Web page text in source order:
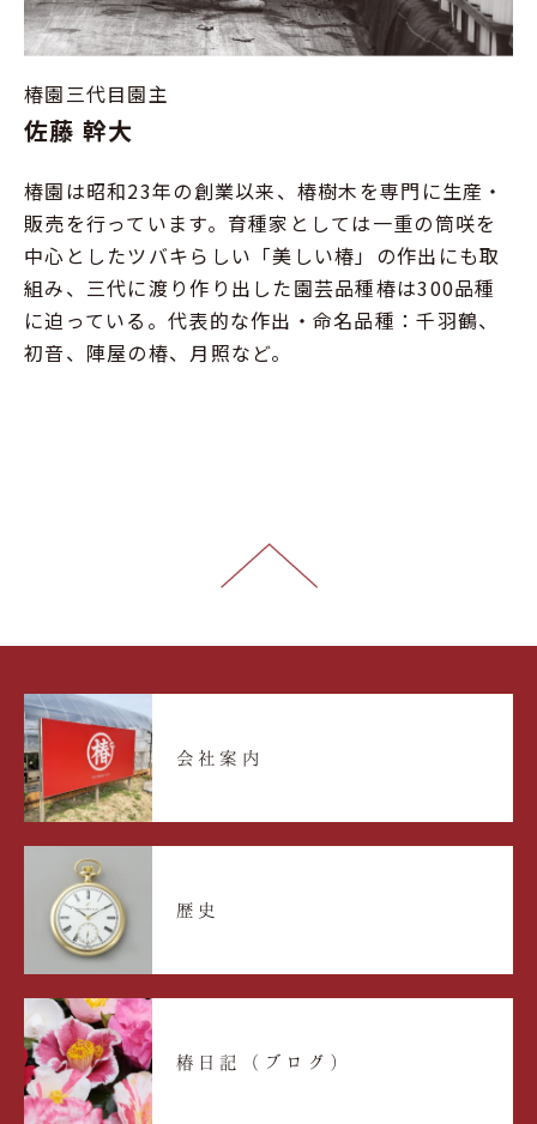
椿園三代目園主
佐藤 幹大
椿園は昭和23年の創業以来、椿樹木を専門に生産・
販売を行っています。育種家としては一重の筒咲を
中心としたツバキらしい「美しい椿」の作出にも取
組み、三代に渡り作り出した園芸品種椿は300品種
に迫っている。代表的な作出・命名品種：千羽鶴、
初音、陣屋の椿、月照など。
会社案内
歴史
椿日記（ブログ）